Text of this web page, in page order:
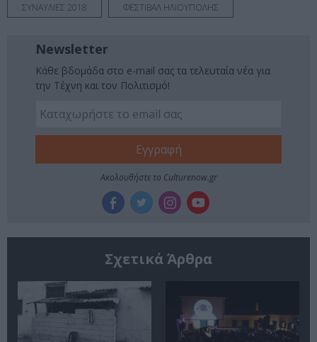
ΣΥΝΑΥΛΙΕΣ 2018
ΦΕΣΤΙΒΑΛ ΗΛΙΟΥΠΟΛΗΣ
Newsletter
Κάθε βδομάδα στο e-mail σας τα τελευταία νέα για
την Τέχνη και τον Πολιτισμό!
Ακολουθήστε το Culturenow.gr
Σχετικά Άρθρα